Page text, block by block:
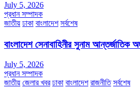
July 5, 2026
প্রধান সম্পাদক
জাতীয় ঢাকা বাংলাদেশ সর্বশেষ
বাংলাদেশ সেনাবাহিনীর সুনাম আন্তর্জাতিক
July 5, 2026
প্রধান সম্পাদক
জাতীয় জেলার খবর ঢাকা বাংলাদেশ রাজনীতি সর্বশেষ